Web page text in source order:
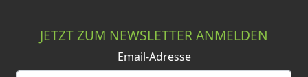
JETZT ZUM NEWSLETTER ANMELDEN
Email-Adresse